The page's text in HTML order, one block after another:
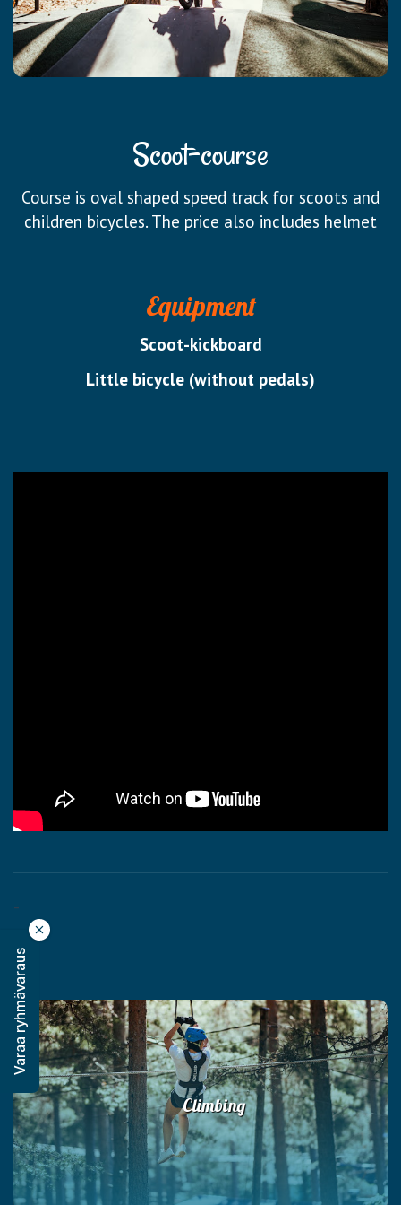
Varaa ryhmävaraus
Scoot-course
Course is oval shaped speed track for scoots and
children bicycles. The price also includes helmet
Equipment
Scoot-kickboard
Little bicycle (without pedals)
-
Climbing